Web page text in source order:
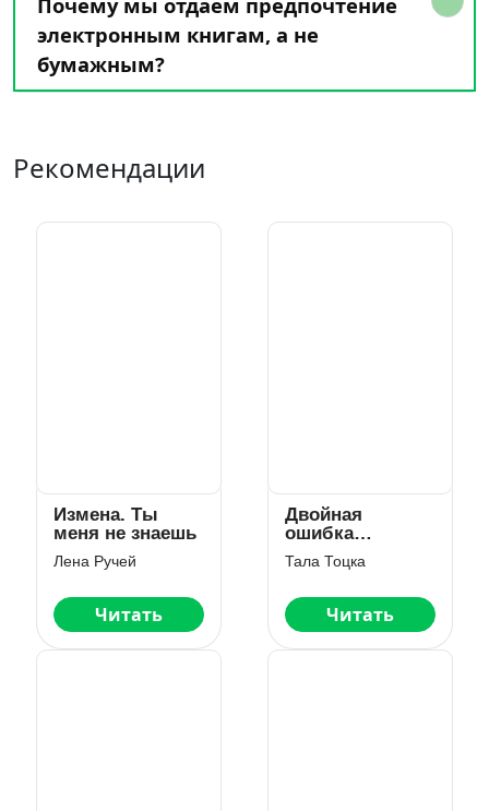
электронным книгам, а не
бумажным?
Рекомендации
Измена. Ты
меня не знаешь
Лена Ручей
Читать
Двойная
ошибка
миллиардера
Тала Тоцка
Читать